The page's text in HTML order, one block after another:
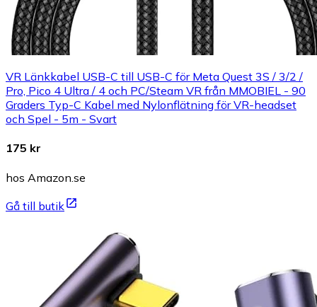
VR Länkkabel USB-C till USB-C för Meta Quest 3S / 3/2 /
Pro, Pico 4 Ultra / 4 och PC/Steam VR från MMOBIEL - 90
Graders Typ-C Kabel med Nylonflätning för VR-headset
och Spel - 5m - Svart
175 kr
hos Amazon.se
Gå till butik